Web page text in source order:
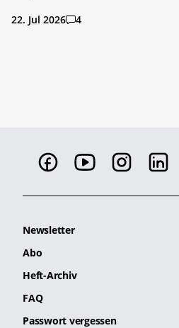
22. Jul 2026 4
Newsletter
Abo
Heft-Archiv
FAQ
Passwort vergessen